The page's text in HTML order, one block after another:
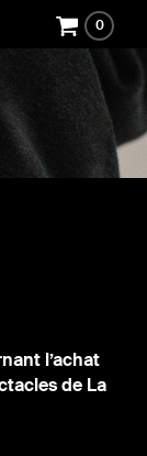
l’achat
de La
0